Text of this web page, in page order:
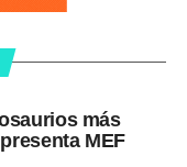
más
MEF